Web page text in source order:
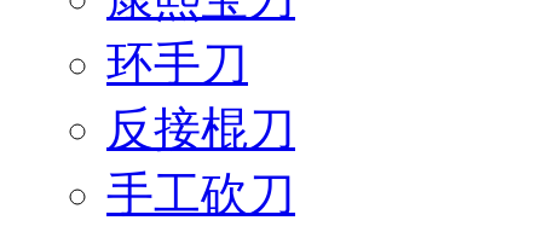
环手刀
反接棍刀
手工砍刀